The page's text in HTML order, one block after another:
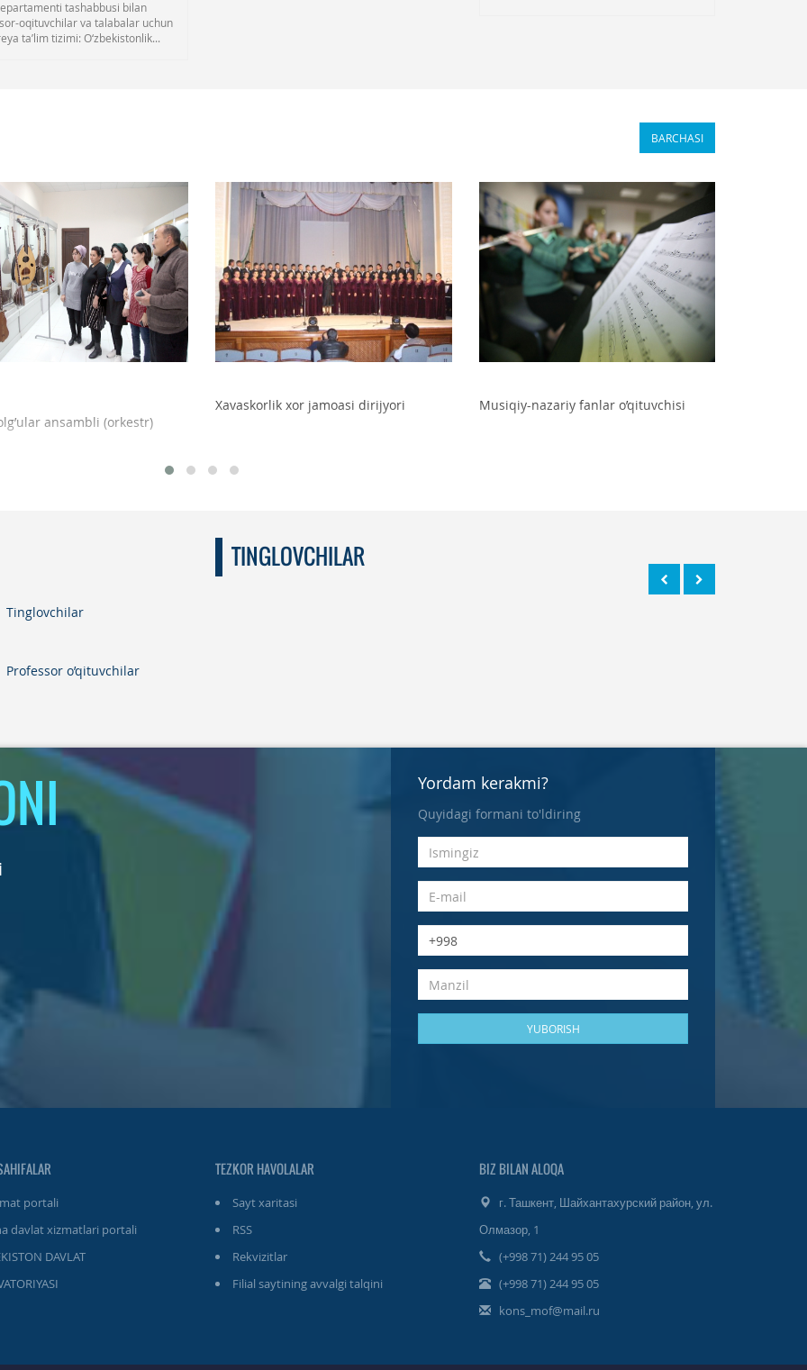
tashabbusi bilan
oqituvchilar va talabalar uchun
ta’lim tizimi: O‘zbekistonlik...
BARCHASI
ansambli (orkestr)
Xavaskorlik xor jamoasi dirijyori
Musiqiy-nazariy fanlar o’qituvchisi
Tinglovchilar
Professor o’qituvchilar
TINGLOVCHILAR
Yordam kerakmi?
Quyidagi formani to'ldiring
portali
davlat xizmatlari portali
DAVLAT
TEZKOR HAVOLALAR
Sayt xaritasi
RSS
Rekvizitlar
Filial saytining avvalgi talqini
BIZ BILAN ALOQA
г. Ташкент, Шайхантахурский район, ул.
Олмазор, 1
(+998 71) 244 95 05
(+998 71) 244 95 05
kons_mof@mail.ru